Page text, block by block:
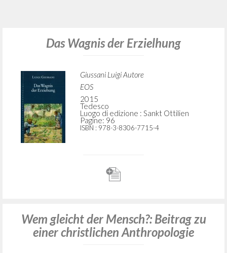
Das Wagnis der Erzielhung
Giussani Luigi Autore
EOS
2015
Tedesco
Luogo di edizione : Sankt Ottilien
Pagine: 96
ISBN : 978-3-8306-7715-4
Wem gleicht der Mensch?: Beitrag zu
einer christlichen Anthropologie